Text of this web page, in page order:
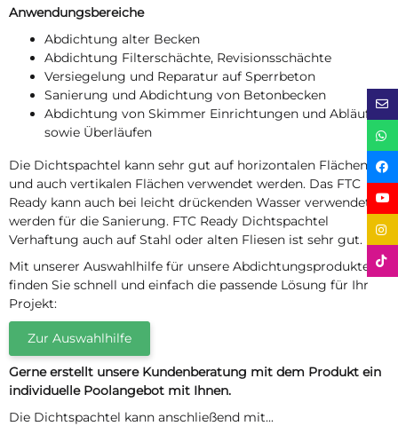
Anwendungsbereiche
Abdichtung alter Becken
Abdichtung Filterschächte, Revisionsschächte
Versiegelung und Reparatur auf Sperrbeton
Sanierung und Abdichtung von Betonbecken
Abdichtung von Skimmer Einrichtungen und Abläufen
sowie Überläufen
Die Dichtspachtel kann sehr gut auf horizontalen Flächen
und auch vertikalen Flächen verwendet werden. Das FTC
Ready kann auch bei leicht drückenden Wasser verwendet
werden für die Sanierung. FTC Ready Dichtspachtel
Verhaftung auch auf Stahl oder alten Fliesen ist sehr gut.
Mit unserer Auswahlhilfe für unsere Abdichtungsprodukte
finden Sie schnell und einfach die passende Lösung für Ihr
Projekt:
Zur Auswahlhilfe
Gerne erstellt unsere Kundenberatung mit dem Produkt ein
individuelle Poolangebot mit Ihnen.
Die Dichtspachtel kann anschließend mit...